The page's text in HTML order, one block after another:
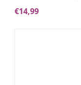
€14,99